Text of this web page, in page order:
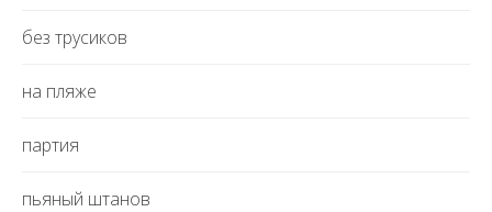
без трусиков
на пляже
партия
пьяный штанов